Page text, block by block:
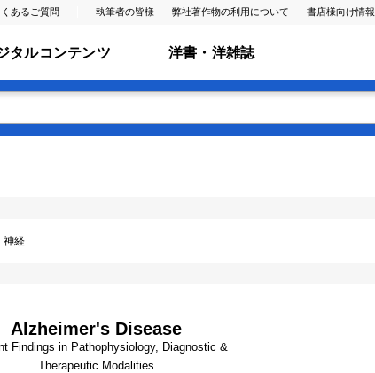
くあるご質問 執筆者の皆様 弊社著作物の利用について 書店様向け情報
タルコンテンツ 洋書・洋雑誌
神経
Alzheimer's Disease
Findings in Pathophysiology, Diagnostic &
Therapeutic Modalities